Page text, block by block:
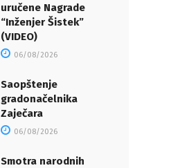
uručene Nagrade
“Inženjer Šistek”
(VIDEO)
06/08/2026
Saopštenje
gradonačelnika
Zaječara
06/08/2026
Smotra narodnih